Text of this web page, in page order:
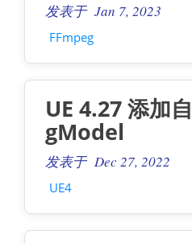
发表于 Jan 7, 2023
FFmpeg
UE 4.27 添加
gModel
发表于 Dec 27, 2022
UE4